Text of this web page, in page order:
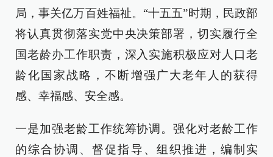
局，事关亿万百姓福祉。“十五五”时期，民政部
将认真贯彻落实党中央决策部署，切实履行全
国老龄办工作职责，深入实施积极应对人口老
龄化国家战略，不断增强广大老年人的获得
感、幸福感、安全感。
一是加强老龄工作统筹协调。强化对老龄工作
的综合协调、督促指导、组织推进，编制实